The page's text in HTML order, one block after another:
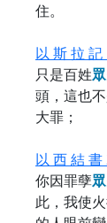
住。
以 斯 拉
只是百姓眾
頭，這也
大罪；
以 西 結
你因罪孽眾
此，我使